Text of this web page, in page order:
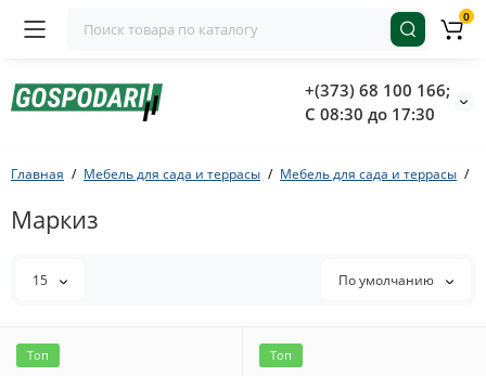
+(373) 68 100 166;
С 08:30 до 17:30
0
Главная Мебель для сада и террасы Мебель для сада и террасы
Маркиз
15 По умолчанию
Топ Топ